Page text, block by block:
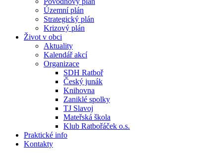
Územní plán
Strategický plán
Krizový plán
Život v obci
Aktuality
Kalendář akcí
Organizace
SDH Ratboř
Český junák
Knihovna
Zaniklé spolky
TJ Slavoj
Mateřská škola
Klub Ratbořáček o.s.
Praktické info
Kontakty